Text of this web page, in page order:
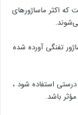
که اکثر ماساژورهای
تفنگی آورده شده
استفاده شود ،
باشد.